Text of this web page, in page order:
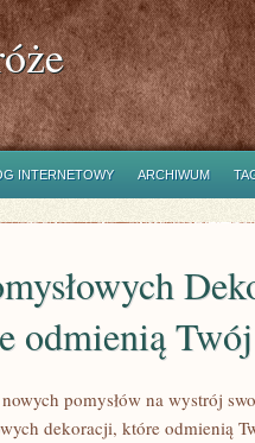
INTERNETOWY ARCHIWUM
odmienią
pomysłów na wystrój
dekoracji, które odmienią